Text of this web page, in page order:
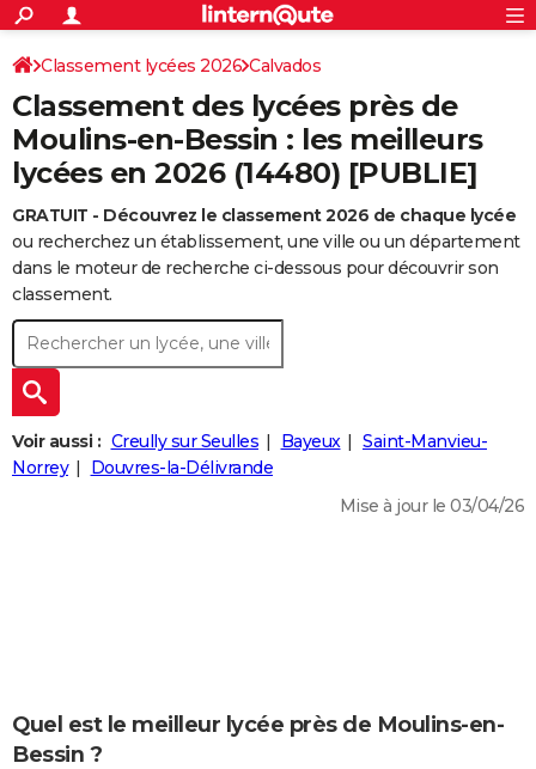
ACTUALITÉS
Politique
Société
Faits Divers
Education
Monde
Villes
+
SPORT
Coupe du monde 2026
Football
Tennis
Cyclisme
Rugby
Forum
CULTURE
Programme TV
TNT
Streaming
Cinéma
Sorties cinéma
Musique
+FINANCE
Retraite
Impôts
Epargne
Immobilier
Risques naturels par ville
Banque
Assurance
Crédit
AUTO
Essais
Réserver un essai
Citadines
Berlines
SUV
Forum auto
+
HIGH-TECH
BRICOLAGE
Forum
Aménagement intérieur
Extérieur
Cuisine
Salle de bains
Jardinage
Rangement
+WEEK-END
Guides de France
Escapades
Patrimoine
Expositions
Musées
Week-end nature
+
LIFESTYLE
Art de vivre
Bien-être
Loisirs
Mode
Modes de vie
+SANTE
Carte de Noël
Carte Bonne année
Carte Saint-Valentin
Carte Pâques
Carte d'anniversaire
DICTIONNAIRE
S'inscrire
Connexion
Classement lycées 2026 Calvados
Classement des lycées près de
Moulins-en-Bessin : les meilleurs
lycées en 2026 (14480) [PUBLIE]
GRATUIT - Découvrez le classement 2026 de chaque lycée
ou recherchez un établissement, une ville ou un département
dans le moteur de recherche ci-dessous pour découvrir son
classement.
Voir aussi : Creully sur Seulles Bayeux
Saint-Manvieu-
Norrey
Douvres-la-Délivrande
Mise à jour le 03/04/26
Quel est le meilleur lycée près de Moulins-en-
Bessin ?